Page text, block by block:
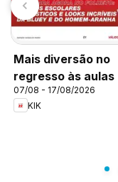
Mais diversão no
regresso às aulas
07/08 - 17/08/2026
KIK